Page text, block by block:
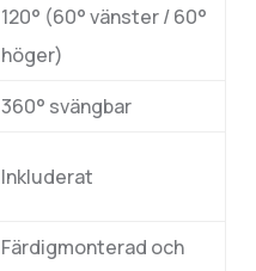
120° (60° vänster / 60°
höger)
360° svängbar
Inkluderat
Färdigmonterad och